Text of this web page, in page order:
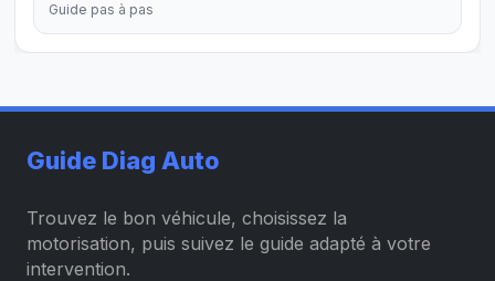
Guide pas à pas
Guide Diag Auto
Trouvez le bon véhicule, choisissez la
motorisation, puis suivez le guide adapté à votre
intervention.